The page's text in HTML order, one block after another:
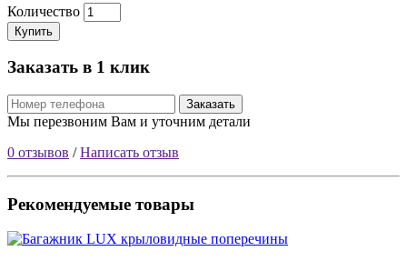
Количество
Купить
Заказать в 1 клик
Заказать
Мы перезвоним Вам и уточним детали
0 отзывов /Написать отзыв
Рекомендуемые товары